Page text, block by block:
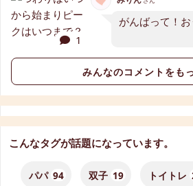
1
がんばって！
みんなのコメントをも
こんなタグが話題になっています。
パパ 94 双子 19 トイトレ